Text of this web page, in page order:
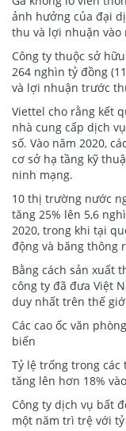
ảnh hưởng của đại
thu và lợi nhuận vào
Công ty thuộc sở
264 nghìn tỷ đồng
và lợi nhuận trước
Viettel cho rằng kết
nhà cung cấp dịch
số. Vào năm 2020,
cơ sở hạ tầng kỹ
ninh mạng.
10 thị trường nước
tăng 25% lên 5,6
2020, trong khi tại
động và băng thông
Bằng cách sản xuất
công ty đã đưa Việt
duy nhất trên thế
Các cao ốc văn
biến
Tỷ lệ trống trong các
tăng lên hơn 18%
Công ty dịch vụ bất
một năm trì trệ với